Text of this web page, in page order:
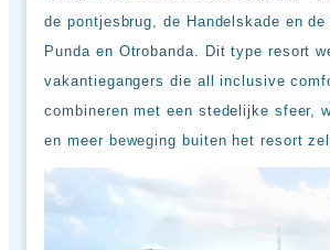
de pontjesbrug, de Handelskade en
Punda en Otrobanda. Dit type resort
vakantiegangers die all inclusive
combineren met een stedelijke sfeer,
en meer beweging buiten het resort